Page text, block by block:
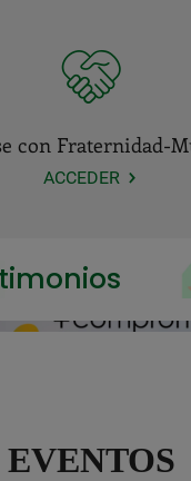
con Fraternidad-
ACCEDER
EVENTOS